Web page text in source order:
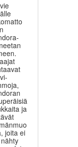
ja
joita ei